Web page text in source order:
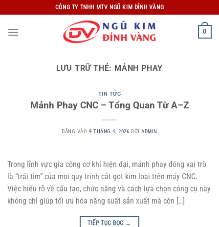
qua
nội
CÔNG TY TNHH MTV NGŨ KIM ĐỈNH VÀNG
0
LƯU TRỮ THẺ: MẢNH PHAY
TIN TỨC
Mảnh Phay CNC – Tổng Quan Từ A–Z
ĐĂNG VÀO 9 THÁNG 4, 2026 BỞIADMIN
Trong lĩnh vực gia công cơ khí hiện đại, mảnh phay đóng vai trò
là “trái tim” của mọi quy trình cắt gọt kim loại trên máy CNC.
Việc hiểu rõ về cấu tạo, chức năng và cách lựa chọn công cụ này
không chỉ giúp tối ưu hóa năng suất sản xuất mà còn […]
TIẾP TỤC ĐỌC →